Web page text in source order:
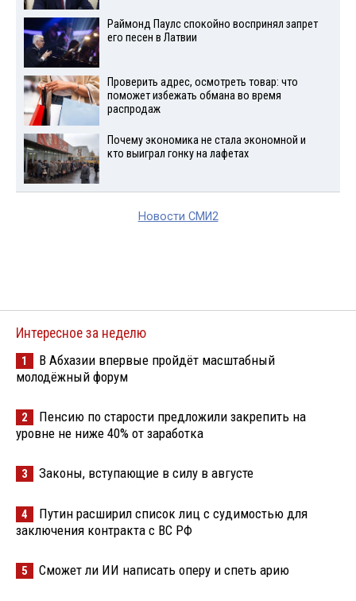
Раймонд Паулс спокойно воспринял запрет
его песен в Латвии
Проверить адрес, осмотреть товар: что
поможет избежать обмана во время
распродаж
Почему экономика не стала экономной и
кто выиграл гонку на лафетах
Новости СМИ2
Интересное за неделю
1
В Абхазии впервые пройдёт масштабный
молодёжный форум
2
Пенсию по старости предложили закрепить на
уровне не ниже 40% от заработка
3 Законы, вступающие в силу в августе
4
Путин расширил список лиц с судимостью для
заключения контракта с ВС РФ
5 Сможет ли ИИ написать оперу и спеть арию